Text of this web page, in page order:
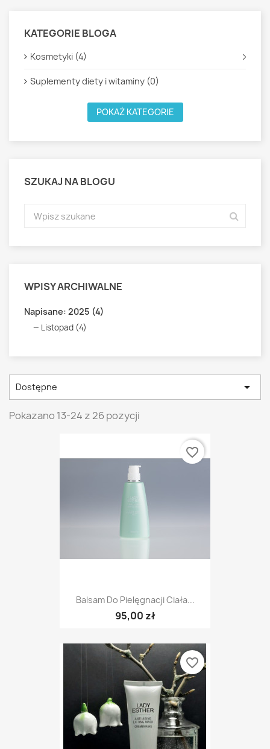
KATEGORIE BLOGA
Kosmetyki (4)
Suplementy diety i witaminy (0)
POKAŻ KATEGORIE
SZUKAJ NA BLOGU
WPISY ARCHIWALNE
Napisane: 2025 (4)
Listopad (4)
Dostępne 
Pokazano 13-24 z 26 pozycji
Balsam Do Pielęgnacji Ciała...
95,00 zł
favorite_border
favorite_border